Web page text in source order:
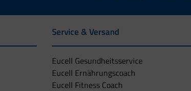
Service & Versand
Eucell Gesundheitsservice
Eucell Ernährungscoach
Eucell Fitness Coach